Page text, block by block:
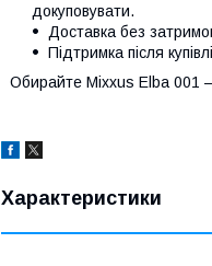
докуповувати.
Доставка без
Підтримка після
Обирайте Mixxus Elba 001
Характеристики